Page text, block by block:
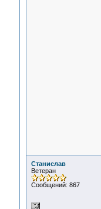
Станислав
Ветеран
Сообщений: 867